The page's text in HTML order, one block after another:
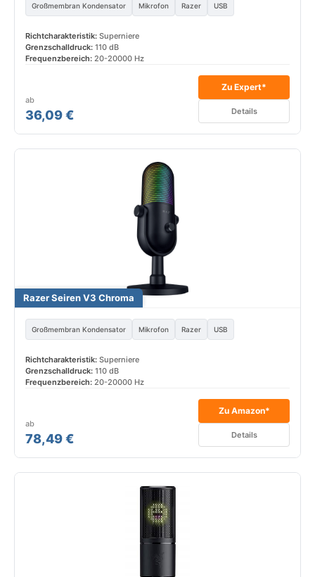
Großmembran Kondensator Mikrofon Razer USB
Richtcharakteristik: Superniere
Grenzschalldruck: 110 dB
Frequenzbereich: 20-20000 Hz
ab
36,09 €
Zu Expert*
Details
Razer Seiren V3 Chroma
Großmembran Kondensator Mikrofon Razer USB
Richtcharakteristik: Superniere
Grenzschalldruck: 110 dB
Frequenzbereich: 20-20000 Hz
ab
78,49 €
Zu Amazon*
Details